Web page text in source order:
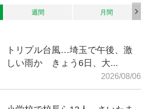
週間 月間
トリプル台風…埼玉で午後、激
しい雨か きょう6日、大...
2026/08/06